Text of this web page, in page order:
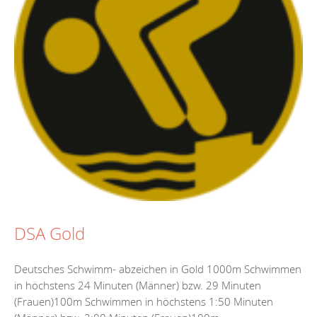
DSA Gold
Deutsches Schwimm- abzeichen in Gold 1000m Schwimmen
in höchstens 24 Minuten (Männer) bzw. 29 Minuten
(Frauen)100m Schwimmen in höchstens 1:50 Minuten